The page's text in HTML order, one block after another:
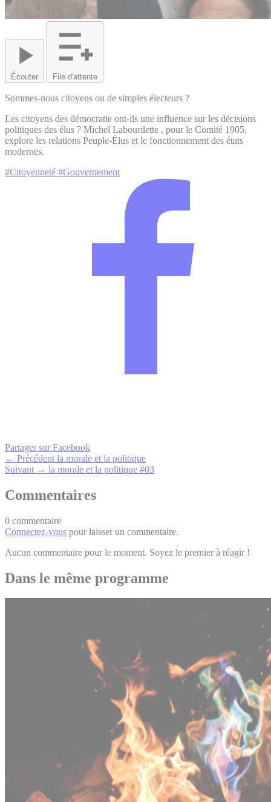
Écouter File d'attente
Sommes-nous citoyens ou de simples électeurs ?
Les citoyens des démocratie ont-ils une influence sur les décisions
politiques des élus ? Michel Labourdette , pour le Comité 1905,
explore les relations Peuple-Élus et le fonctionnement des états
modernes.
#Citoyenneté #Gouvernement
Partager sur Facebook
← Précédent la morale et la politique
Suivant → la morale et la politique #03
Commentaires
0 commentaire
Connectez-vous pour laisser un commentaire.
Aucun commentaire pour le moment. Soyez le premier à réagir !
Dans le même programme